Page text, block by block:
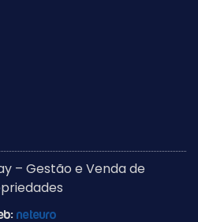
– Gestão e Venda de
neteuro